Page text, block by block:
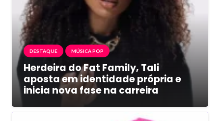
DESTAQUE MÚSICA POP
Herdeira do Fat Family, Tali
aposta em identidade própria e
inicia nova fase na carreira